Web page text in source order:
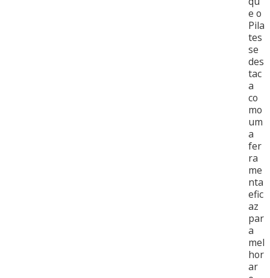
e o
Pila
tes
se
des
tac
a
co
mo
um
a
fer
ra
me
nta
efic
az
par
a
mel
hor
ar